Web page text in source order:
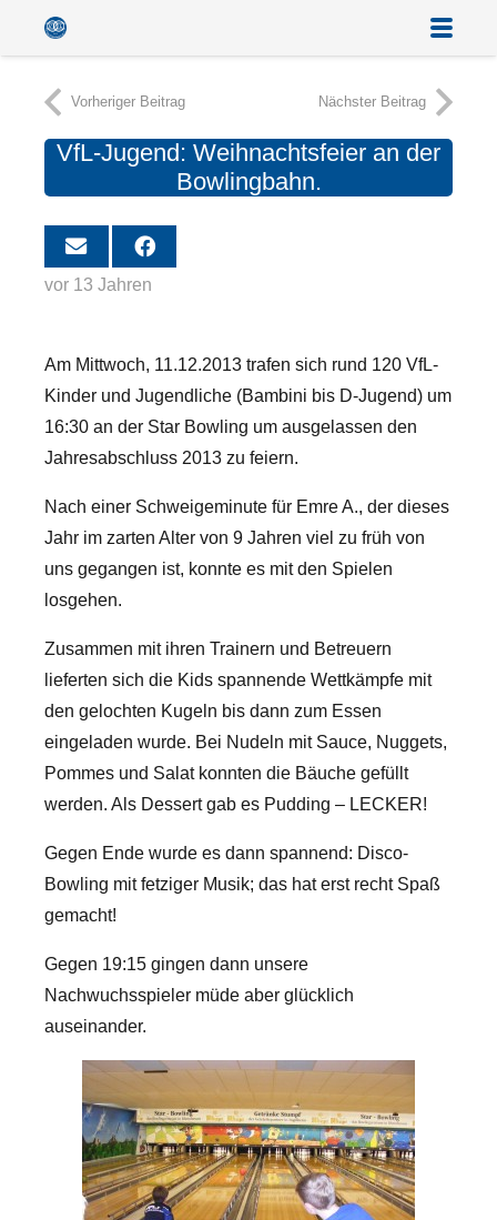
Vorheriger Beitrag Nächster Beitrag
VfL-Jugend: Weihnachtsfeier an der
Bowlingbahn.
vor 13 Jahren
Am Mittwoch, 11.12.2013 trafen sich rund 120 VfL-
Kinder und Jugendliche (Bambini bis D-Jugend) um
16:30 an der Star Bowling um ausgelassen den
Jahresabschluss 2013 zu feiern.
Nach einer Schweigeminute für Emre A., der dieses
Jahr im zarten Alter von 9 Jahren viel zu früh von
uns gegangen ist, konnte es mit den Spielen
losgehen.
Zusammen mit ihren Trainern und Betreuern
lieferten sich die Kids spannende Wettkämpfe mit
den gelochten Kugeln bis dann zum Essen
eingeladen wurde. Bei Nudeln mit Sauce, Nuggets,
Pommes und Salat konnten die Bäuche gefüllt
werden. Als Dessert gab es Pudding – LECKER!
Gegen Ende wurde es dann spannend: Disco-
Bowling mit fetziger Musik; das hat erst recht Spaß
gemacht!
Gegen 19:15 gingen dann unsere
Nachwuchsspieler müde aber glücklich
auseinander.